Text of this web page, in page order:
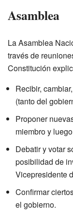
Asamblea
La Asamblea
través de
Constitución
Recibir,
(tanto del
Proponer
miembro y
Debatir y votar
posibilidad de
Vicepresidente
Confirmar
el gobierno.